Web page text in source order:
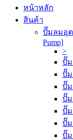
หน้าหลัก
สินค้า
ปั๊มลมอุต
Pump]
>
ปั๊ม
ปั๊ม
ปั๊ม
ปั๊ม
ปั๊ม
ปั๊ม
ปั๊ม